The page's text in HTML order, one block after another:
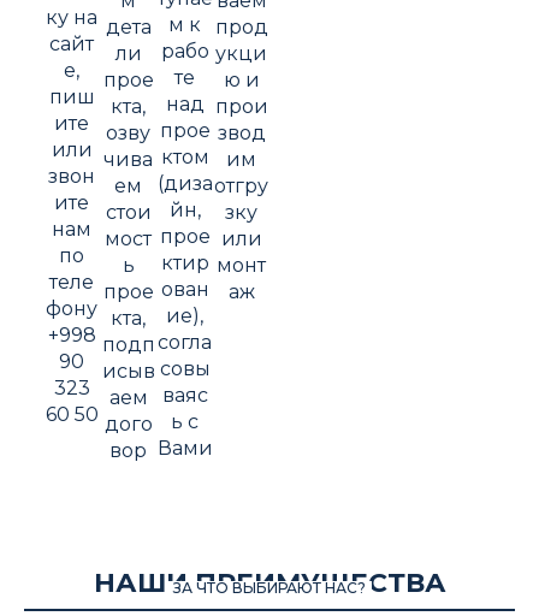
ку на
сайт
е,
пиш
ите
или
звон
ите
нам
по
теле
фону
+998
90
323
60 50
дета
ли
прое
кта,
озву
чива
ем
стои
мост
ь
прое
кта,
подп
исыв
аем
дого
вор
м к
рабо
те
над
прое
ктом
(диза
йн,
прое
ктир
ован
ие),
согла
совы
ваяс
ь с
Вами
прод
укци
ю и
прои
звод
им
отгру
зку
или
монт
аж
НАШИ ПРЕИМУЩЕСТВА
ЗА ЧТО ВЫБИРАЮТ НАС?